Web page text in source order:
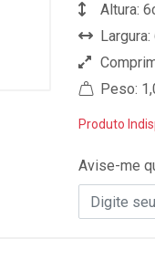
Altura:
Peso:
Produto
Avise-me